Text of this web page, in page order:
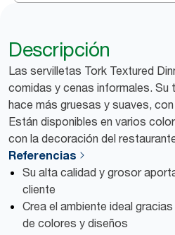
Descripción
Las servilletas Tork Textured
comidas y cenas informales. Su
hace más gruesas y suaves,
Están disponibles en varios
con la decoración del
Referencias
Su alta calidad y grosor
cliente
Crea el ambiente ideal
de colores y diseños